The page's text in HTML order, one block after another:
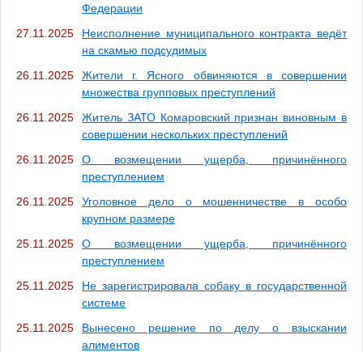
Федерации
27.11.2025
Неисполнение муниципального контракта ведёт
на скамью подсудимых
26.11.2025
Жители г. Ясного обвиняются в совершении
множества групповых преступлений
26.11.2025
Житель ЗАТО Комаровский признан виновным в
совершении нескольких преступлений
26.11.2025
О возмещении ущерба, причинённого
преступлением
26.11.2025
Уголовное дело о мошенничестве в особо
крупном размере
25.11.2025
О возмещении ущерба, причинённого
преступлением
25.11.2025
Не зарегистрировала собаку в государственной
системе
25.11.2025
Вынесено решение по делу о взыскании
алиментов